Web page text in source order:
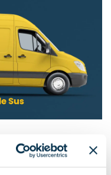
Fara limita de